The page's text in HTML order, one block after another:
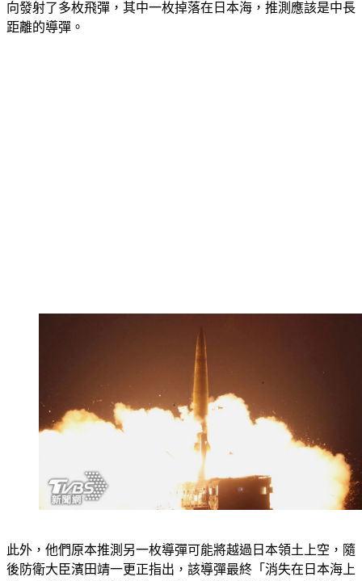
向發射了多枚飛彈，其中一枚掉落在日本海，推測應該是中長
距離的導彈。
此外，他們原本推測另一枚導彈可能將越過日本領土上空，隨
後防衛大臣濱田靖一更正指出，該導彈最終「消失在日本海上